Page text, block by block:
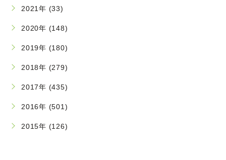
2021年 (33)
2020年 (148)
2019年 (180)
2018年 (279)
2017年 (435)
2016年 (501)
2015年 (126)